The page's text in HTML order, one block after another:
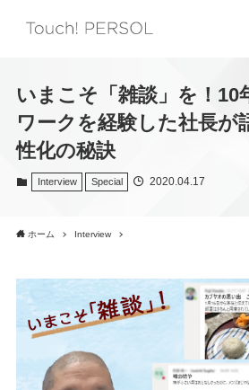
いまこそ「雑談」を！10
ワークを経験した社長が
性化の秘訣
Interview Special 2020.04.17
ホーム Interview